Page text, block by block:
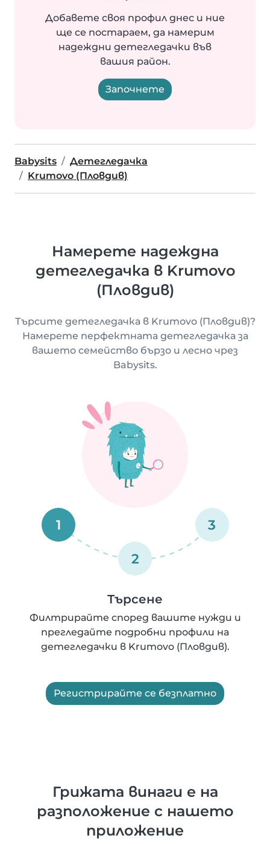
Добавете своя профил днес и ние
ще се постараем, да намерим
надеждни детегледачки във
вашия район.
Започнете
Babysits
Детегледачка
Krumovo (Пловдив)
Намерете надеждна
детегледачка в Krumovo
(Пловдив)
Търсите детегледачка в Krumovo (Пловдив)?
Намерете перфектната детегледачка за
вашето семейство бързо и лесно чрез
Babysits.
1
2
3
Търсене
Филтрирайте според вашите нужди и
прегледайте подробни профили на
детегледачки в Krumovo (Пловдив).
Регистрирайте се безплатно
Грижата винаги е на
разположение с нашето
приложение